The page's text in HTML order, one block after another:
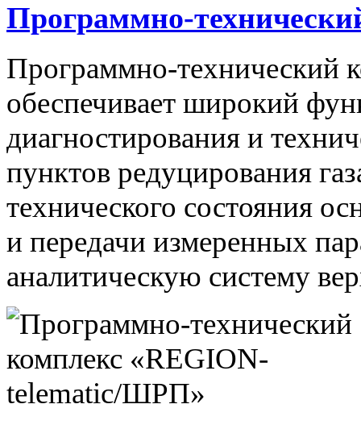
Программно-
Программно-технический
обеспечивает широкий
диагностирования и
пунктов редуцирования
технического состояния
и передачи измеренных
аналитическую систему